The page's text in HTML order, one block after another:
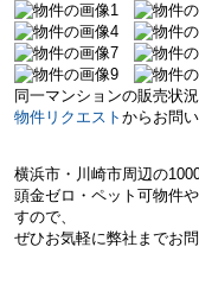
同一マンションの販売状
物件リクエスト からお問
横浜市・川崎市周辺の
頭金ゼロ・ペット可物件
すので、
ぜひお気軽に弊社までお